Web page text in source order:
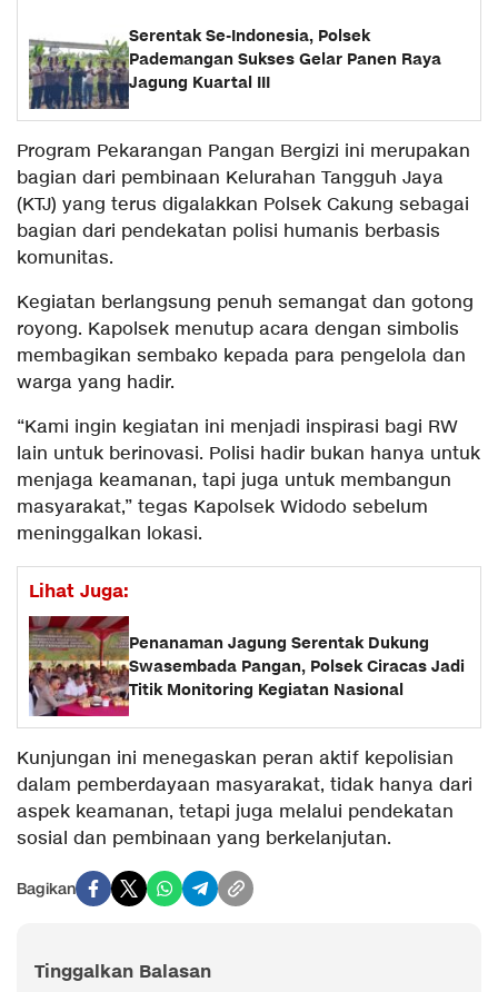
Serentak Se-Indonesia, Polsek
Pademangan Sukses Gelar Panen Raya
Jagung Kuartal III
Program Pekarangan Pangan Bergizi ini merupakan
bagian dari pembinaan Kelurahan Tangguh Jaya
(KTJ) yang terus digalakkan Polsek Cakung sebagai
bagian dari pendekatan polisi humanis berbasis
komunitas.
Kegiatan berlangsung penuh semangat dan gotong
royong. Kapolsek menutup acara dengan simbolis
membagikan sembako kepada para pengelola dan
warga yang hadir.
“Kami ingin kegiatan ini menjadi inspirasi bagi RW
lain untuk berinovasi. Polisi hadir bukan hanya untuk
menjaga keamanan, tapi juga untuk membangun
masyarakat,” tegas Kapolsek Widodo sebelum
meninggalkan lokasi.
Lihat Juga:
Penanaman Jagung Serentak Dukung
Swasembada Pangan, Polsek Ciracas Jadi
Titik Monitoring Kegiatan Nasional
Kunjungan ini menegaskan peran aktif kepolisian
dalam pemberdayaan masyarakat, tidak hanya dari
aspek keamanan, tetapi juga melalui pendekatan
sosial dan pembinaan yang berkelanjutan.
Bagikan
Tinggalkan Balasan